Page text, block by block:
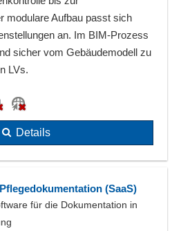
modulare Aufbau passt sich
an. Im BIM-Prozess
sicher vom Gebäudemodell zu
LVs.
Details
(SaaS)
für die Dokumentation in